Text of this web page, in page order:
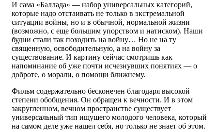
И сама «Баллада» — набор универсальных категорий,
которые надо отстаивать не только в экстремальной
ситуации войны, но и в обычной, нормальной жизни
(возможно, с еще большим упорством и натиском). Наши
будни стали так походить на войну… Но не на ту
священную, освободительную, а на войну за
существование. И картину сейчас смотришь как
напоминание об уже почти исчезнувших понятиях — о
доброте, о морали, о помощи ближнему.
Фильм содержательно бесконечен благодаря высокой
степени обобщения. Он обращен к вечности. И в этом
закругленном, вечном пространстве существует
универсальный тип ищущего молодого человека, который
на самом деле уже нашел себя, но только не знает об этом.